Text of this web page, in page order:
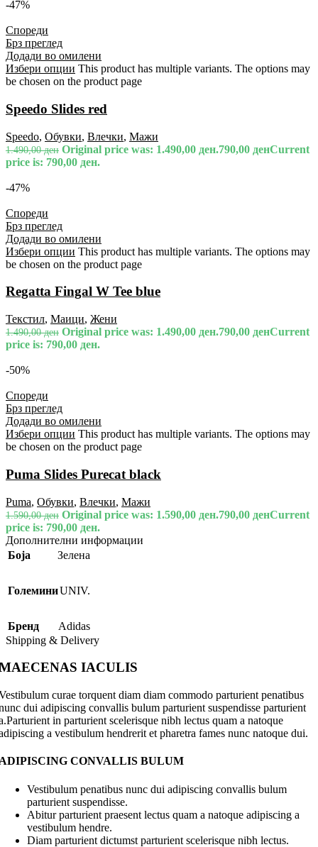
-47%
Спореди
Брз преглед
Додади во омилени
Избери опции This product has multiple variants. The options may
be chosen on the product page
Speedo Slides red
Speedo, Обувки, Влечки, Мажи
1.490,00ден Original price was: 1.490,00 ден.790,00 денCurrent
price is: 790,00 ден.
-47%
Спореди
Брз преглед
Додади во омилени
Избери опции This product has multiple variants. The options may
be chosen on the product page
Regatta Fingal W Tee blue
Текстил, Маици, Жени
1.490,00ден Original price was: 1.490,00 ден.790,00 денCurrent
price is: 790,00 ден.
-50%
Спореди
Брз преглед
Додади во омилени
Избери опции This product has multiple variants. The options may
be chosen on the product page
Puma Slides Purecat black
Puma, Обувки, Влечки, Мажи
1.590,00ден Original price was: 1.590,00 ден.790,00 денCurrent
price is: 790,00 ден.
Дополнителни информации
Боја
Зелена
ГолеминиUNIV.
Бренд
Adidas
Shipping & Delivery
IACULIS
curae torquent diam diam commodo parturient penatibus
dui adipiscing convallis bulum parturient suspendisse parturient
in parturient scelerisque nibh lectus quam a natoque
a vestibulum hendrerit et pharetra fames nunc natoque dui.
CONVALLIS BULUM
Vestibulum penatibus nunc dui adipiscing convallis bulum
parturient suspendisse.
Abitur parturient praesent lectus quam a natoque adipiscing a
vestibulum hendre.
Diam parturient dictumst parturient scelerisque nibh lectus.